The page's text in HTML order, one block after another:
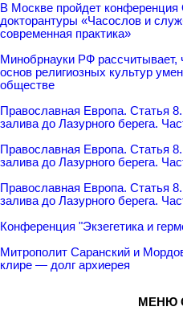
В Москве пройдет
докторантуры «Часослов и
современная практика»
Минобрнауки РФ рассчитывает,
основ религиозных культур
обществе
Православная Европа. Статья
залива до Лазурного берега.
Православная Европа. Статья
залива до Лазурного берега.
Православная Европа. Статья
залива до Лазурного берега.
Конференция "Экзегетика и
Митрополит Саранский и
клире — долг архиерея
МЕНЮ